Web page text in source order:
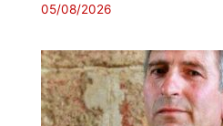
05/08/2026